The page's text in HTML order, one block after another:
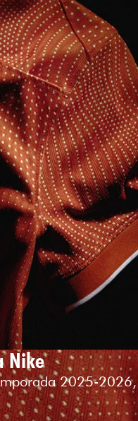
Nike
2025-